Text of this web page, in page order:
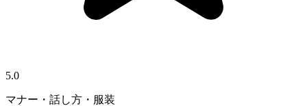
5.0
マナー・話し方・服装